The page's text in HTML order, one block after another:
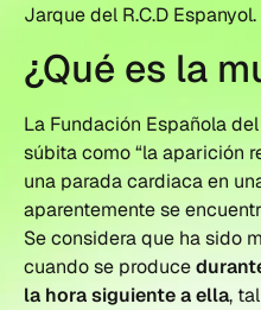
Jarque del R.C.D Espanyol.
¿Qué es la
La Fundación Española
súbita como “la aparición
una parada cardiaca en
aparentemente se
Se considera que ha sido
cuando se produce
la hora siguiente a ella,